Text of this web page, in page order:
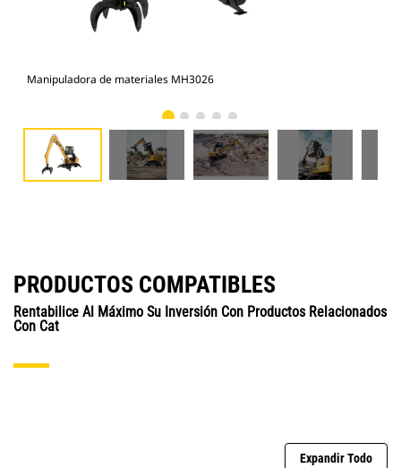
Manipuladora de materiales MH3026
PRODUCTOS COMPATIBLES
Rentabilice Al Máximo Su Inversión Con Productos Relacionados
Con Cat
Expandir Todo